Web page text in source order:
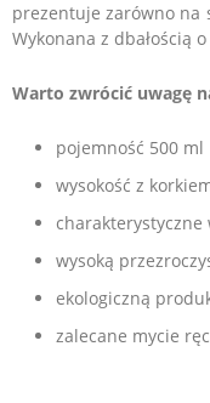
prezentuje zarówno na
Wykonana z dbałością
Warto zwrócić uwagę
pojemność 500 ml
wysokość z
wysoką
ekologiczną
zalecane mycie